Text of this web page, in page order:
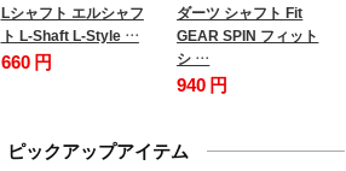
Lシャフト エルシャフ
ト L-Shaft L-Style …
660 円
ダーツ シャフト Fit
GEAR SPIN フィット
シ …
940 円
ピックアップアイテム